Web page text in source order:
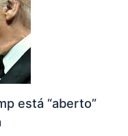
está “aberto”